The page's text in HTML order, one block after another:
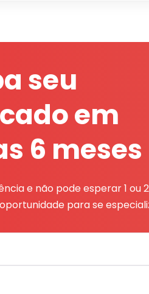
seu
em
6 meses
e não pode esperar 1 ou
para se